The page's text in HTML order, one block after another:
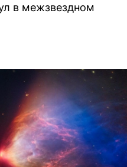
в межзвездном